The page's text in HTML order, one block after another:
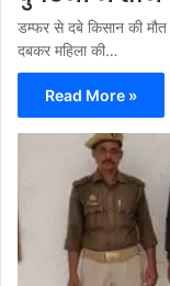
डम्फर से दबे किसान की
दबकर महिला की…
Read More »